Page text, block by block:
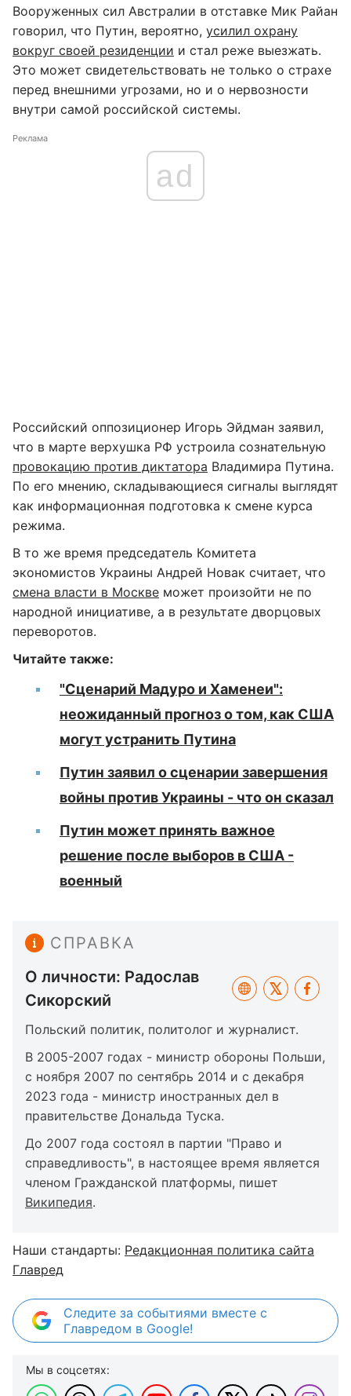
Вооруженных сил Австралии в отставке Мик Райан
говорил, что Путин, вероятно, усилил охрану
вокруг своей резиденции и стал реже выезжать.
Это может свидетельствовать не только о страхе
перед внешними угрозами, но и о нервозности
внутри самой российской системы.
Реклама
ad
Российский оппозиционер Игорь Эйдман заявил,
что в марте верхушка РФ устроила сознательную
провокацию против диктатора Владимира Путина.
По его мнению, складывающиеся сигналы выглядят
как информационная подготовка к смене курса
режима.
В то же время председатель Комитета
экономистов Украины Андрей Новак считает, что
смена власти в Москве может произойти не по
народной инициативе, а в результате дворцовых
переворотов.
Читайте также:
"Сценарий Мадуро и Хаменеи":
неожиданный прогноз о том, как США
могут устранить Путина
Путин заявил о сценарии завершения
войны против Украины - что он сказал
Путин может принять важное
решение после выборов в США -
военный
СПРАВКА
О личности: Радослав
Сикорский
Польский политик, политолог и журналист.
В 2005-2007 годах - министр обороны Польши,
с ноября 2007 по сентябрь 2014 и с декабря
2023 года - министр иностранных дел в
правительстве Дональда Туска.
До 2007 года состоял в партии "Право и
справедливость", в настоящее время является
членом Гражданской платформы, пишет
Википедия.
Наши стандарты: Редакционная политика сайта
Главред
Следите за событиями вместе с
Главредом в Google!
Мы в соцсетях: